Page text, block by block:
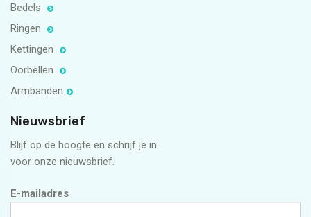
Bedels
Ringen
Kettingen
Oorbellen
Armbanden
Nieuwsbrief
Blijf op de hoogte en schrijf je in
voor onze nieuwsbrief.
E-mailadres